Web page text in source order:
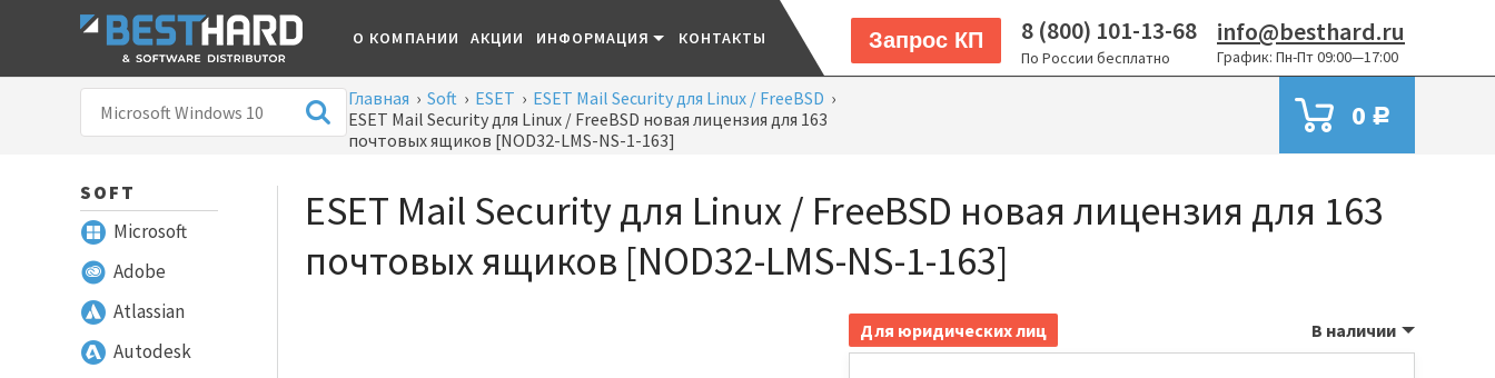
О КОМПАНИИ АКЦИИ ИНФОРМАЦИЯ КОНТАКТЫ Запрос КП 8 (800) 101-13-68
По России бесплатно
info@besthard.ru
График: Пн-Пт 09:00—17:00
Главная › Soft › ESET › ESET Mail Security для Linux / FreeBSD ›
ESET Mail Security для Linux / FreeBSD новая лицензия для 163
почтовых ящиков [NOD32-LMS-NS-1-163]
0 Р
SOFT
Microsoft
Adobe
Atlassian
Autodesk
ESET Mail Security для Linux / FreeBSD новая лицензия для 163
почтовых ящиков [NOD32-LMS-NS-1-163]
Для юридических лиц В наличии